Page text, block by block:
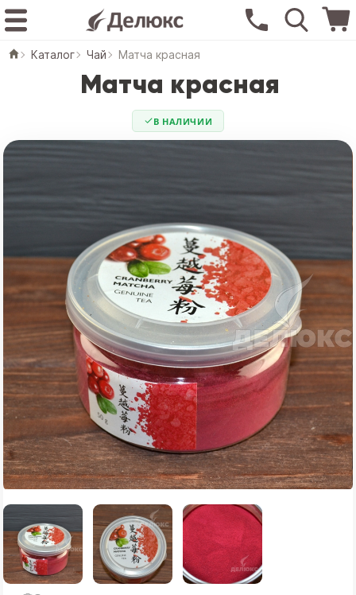
Каталог Чай Матча красная
Матча красная
В НАЛИЧИИ